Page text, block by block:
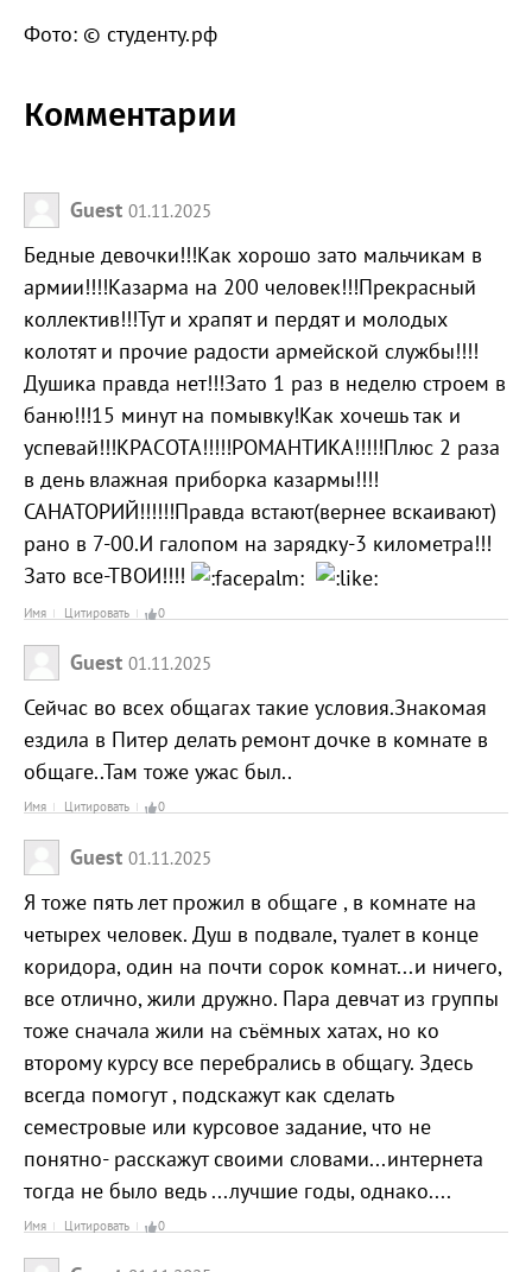
Фото: © студенту.рф
Комментарии
Guest 01.11.2025
Бедные девочки!!!Как хорошо зато мальчикам в
армии!!!!Казарма на 200 человек!!!Прекрасный
коллектив!!!Тут и храпят и пердят и молодых
колотят и прочие радости армейской службы!!!!
Душика правда нет!!!Зато 1 раз в неделю строем в
баню!!!15 минут на помывку!Как хочешь так и
успевай!!!КРАСОТА!!!!!РОМАНТИКА!!!!!Плюс 2 раза
в день влажная приборка казармы!!!!
САНАТОРИЙ!!!!!!Правда встают(вернее вскаивают)
рано в 7-00.И галопом на зарядку-3 километра!!!
Зато все-ТВОИ!!!!
Имя Цитировать 0
Guest 01.11.2025
Сейчас во всех общагах такие условия.Знакомая
ездила в Питер делать ремонт дочке в комнате в
общаге..Там тоже ужас был..
Имя Цитировать 0
Guest 01.11.2025
Я тоже пять лет прожил в общаге , в комнате на
четырех человек. Душ в подвале, туалет в конце
коридора, один на почти сорок комнат...и ничего,
все отлично, жили дружно. Пара девчат из группы
тоже сначала жили на съёмных хатах, но ко
второму курсу все перебрались в общагу. Здесь
всегда помогут , подскажут как сделать
семестровые или курсовое задание, что не
понятно- расскажут своими словами...интернета
тогда не было ведь ...лучшие годы, однако....
Имя Цитировать 0